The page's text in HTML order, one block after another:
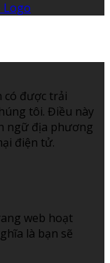
có được trải
tôi. Điều này
ngữ địa phương
điện tử.
web hoạt
là bạn sẽ